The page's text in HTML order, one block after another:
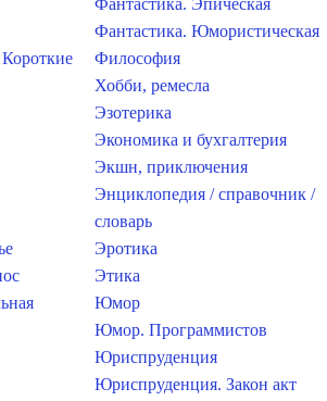
Фантастика. Эпическая
Фантастика. Юмористическая
Философия
Хобби, ремесла
Эзотерика
Экономика и бухгалтерия
Экшн, приключения
Энциклопедия / справочник /
словарь
Эротика
Этика
Юмор
Юмор. Программистов
Юриспруденция
Юриспруденция. Закон акт